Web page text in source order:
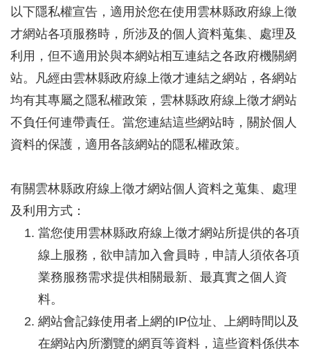
以下隱私權宣告，適用於您在使用雲林縣政府線上徵
才網站各項服務時，所涉及的個人資料蒐集、處理及
利用，但不適用於與本網站相互連結之各政府機關網
站。凡經由雲林縣政府線上徵才連結之網站，各網站
均有其專屬之隱私權政策，雲林縣政府線上徵才網站
不負任何連帶責任。當您連結這些網站時，關於個人
資料的保護，適用各該網站的隱私權政策。
有關雲林縣政府線上徵才網站個人資料之蒐集、處理
及利用方式：
當您使用雲林縣政府線上徵才網站所提供的各項
線上服務，欲申請加入會員時，申請人須依各項
業務服務需求提供相關最新、最真實之個人資
料。
網站會記錄使用者上網的IP位址、上網時間以及
在網站內所瀏覽的網頁等資料，這些資料係供本